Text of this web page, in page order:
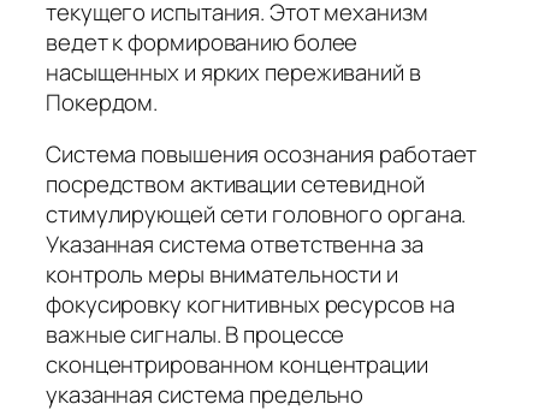
текущего испытания. Этот механизм
ведет к формированию более
насыщенных и ярких переживаний в
Покердом.
Система повышения осознания работает
посредством активации сетевидной
стимулирующей сети головного органа.
Указанная система ответственна за
контроль меры внимательности и
фокусировку когнитивных ресурсов на
важные сигналы. В процессе
сконцентрированном концентрации
указанная система предельно